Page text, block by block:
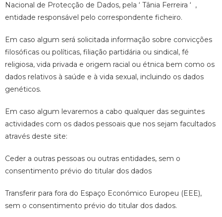
Nacional de Protecção de Dados, pela ‘ Tânia Ferreira ‘ ,
entidade responsável pelo correspondente ficheiro.
Em caso algum será solicitada informação sobre convicções
filosóficas ou políticas, filiação partidária ou sindical, fé
religiosa, vida privada e origem racial ou étnica bem como os
dados relativos à saúde e à vida sexual, incluindo os dados
genéticos.
Em caso algum levaremos a cabo qualquer das seguintes
actividades com os dados pessoais que nos sejam facultados
através deste site:
Ceder a outras pessoas ou outras entidades, sem o
consentimento prévio do titular dos dados
Transferir para fora do Espaço Económico Europeu (EEE),
sem o consentimento prévio do titular dos dados.